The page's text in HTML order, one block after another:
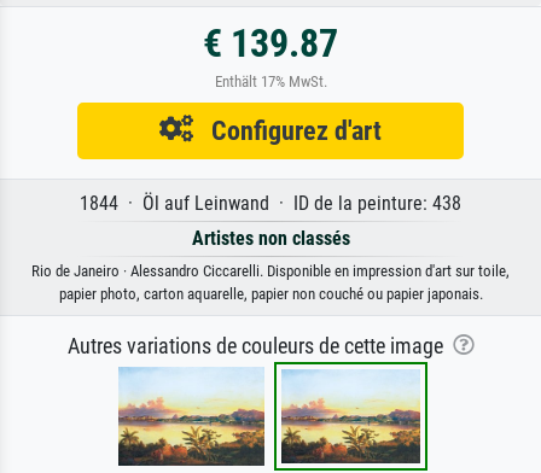
€ 139.87
Enthält 17% MwSt.
Configurez d'art
1844 · Öl auf Leinwand · ID de la peinture: 438
Artistes non classés
Rio de Janeiro · Alessandro Ciccarelli. Disponible en impression d'art sur toile,
papier photo, carton aquarelle, papier non couché ou papier japonais.
Autres variations de couleurs de cette image